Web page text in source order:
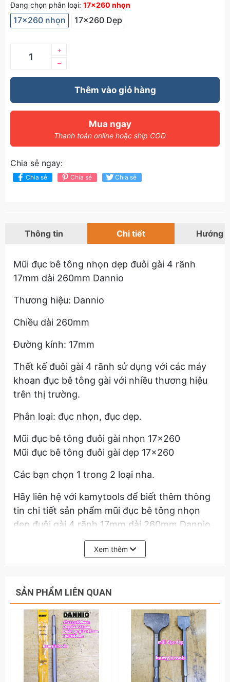
Đang chọn phân loại: 17x260 nhọn
17x260 nhọn 17x260 Dẹp
–
+
Thêm vào giỏ hàng
Mua ngay
Thanh toán online hoặc ship COD
Chia sẻ ngay:
Chia sẻ Chia sẻ Chia sẻ
Thông tin Chi tiết Hướng
Mũi đục bê tông nhọn dẹp đuôi gài 4 rãnh
17mm dài 260mm Dannio
Thương hiệu: Dannio
Chiều dài 260mm
Đường kính: 17mm
Thết kế đuôi gài 4 rãnh sử dụng với các máy
khoan đục bê tông gài với nhiều thương hiệu
trên thị trường.
Phân loại: đục nhọn, đục dẹp.
Mũi đục bê tông đuôi gài nhọn 17x260
Mũi đục bê tông đuôi gài dẹp 17x260
Các bạn chọn 1 trong 2 loại nha.
Hãy liên hệ với kamytools để biết thêm thông
tin chi tiết sản phẩm mũi đục bê tông nhọn
dẹp đuôi gài 4 rãnh 17mm dài 260mm Dannio
Xem thêm
SẢN PHẨM LIÊN QUAN